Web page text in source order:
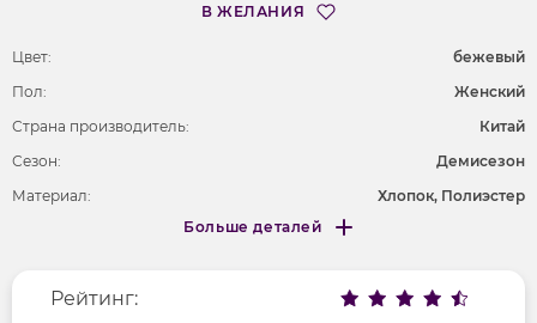
В ЖЕЛАНИЯ
Цвет:
бежевый
Пол:
Женский
Страна производитель:
Китай
Сезон:
Демисезон
Материал:
Хлопок, Полиэстер
Фактура материала
текстильный
Больше деталей
Меньше деталей
Рейтинг: